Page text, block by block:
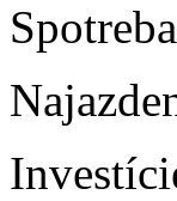
Spotreba